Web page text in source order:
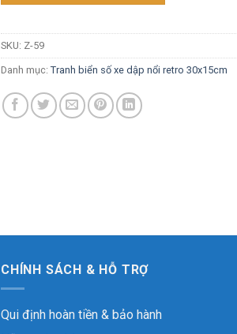
SKU: Z-59
Danh mục: Tranh biển số xe dập nổi retro 30x15cm
CHÍNH SÁCH & HỖ TRỢ
Qui định hoàn tiền & bảo hành